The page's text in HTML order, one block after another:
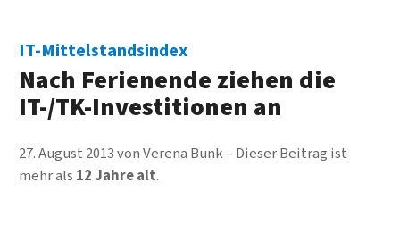
IT-Mittelstandsindex
Nach Ferienende ziehen die
IT-/TK-Investitionen an
27. August 2013vonVerena Bunk
Dieser Beitrag ist
mehr als 12 Jahre alt.